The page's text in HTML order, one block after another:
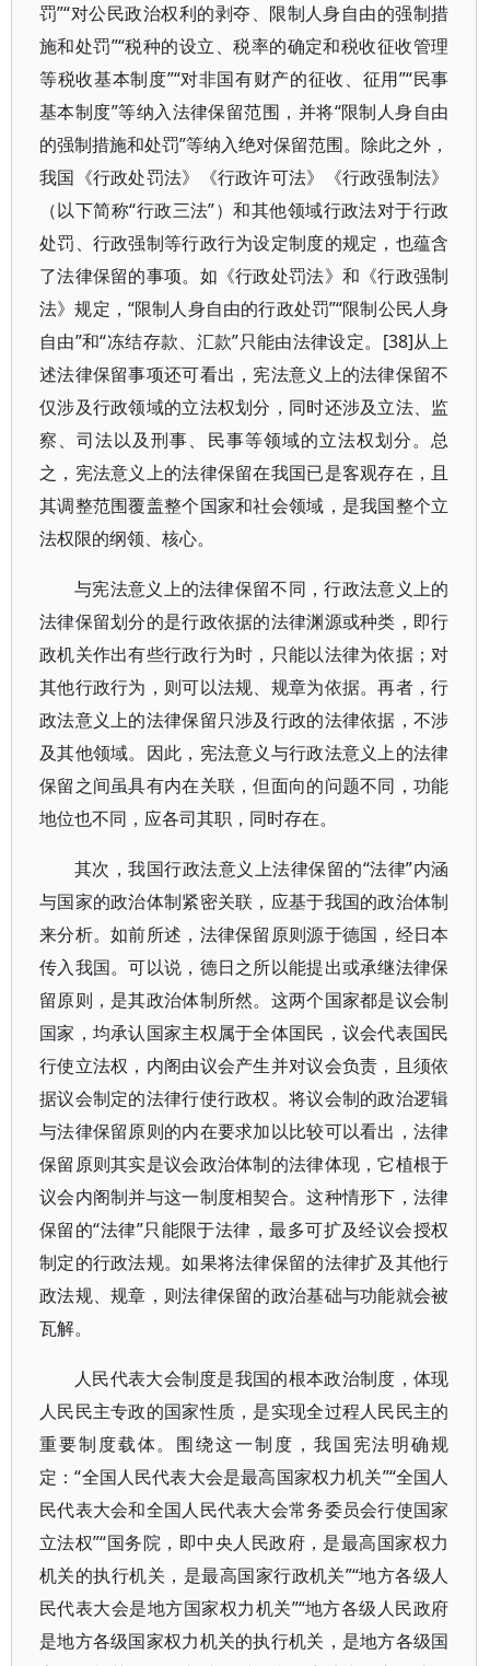
罚”“对公民政治权利的剥夺、限制人身自由的强制措
施和处罚”“税种的设立、税率的确定和税收征收管理
等税收基本制度”“对非国有财产的征收、征用”“民事
基本制度”等纳入法律保留范围，并将“限制人身自由
的强制措施和处罚”等纳入绝对保留范围。除此之外，
我国《行政处罚法》《行政许可法》《行政强制法》
（以下简称“行政三法”）和其他领域行政法对于行政
处罚、行政强制等行政行为设定制度的规定，也蕴含
了法律保留的事项。如《行政处罚法》和《行政强制
法》规定，“限制人身自由的行政处罚”“限制公民人身
自由”和“冻结存款、汇款”只能由法律设定。[38]从上
述法律保留事项还可看出，宪法意义上的法律保留不
仅涉及行政领域的立法权划分，同时还涉及立法、监
察、司法以及刑事、民事等领域的立法权划分。总
之，宪法意义上的法律保留在我国已是客观存在，且
其调整范围覆盖整个国家和社会领域，是我国整个立
法权限的纲领、核心。
与宪法意义上的法律保留不同，行政法意义上的
法律保留划分的是行政依据的法律渊源或种类，即行
政机关作出有些行政行为时，只能以法律为依据；对
其他行政行为，则可以法规、规章为依据。再者，行
政法意义上的法律保留只涉及行政的法律依据，不涉
及其他领域。因此，宪法意义与行政法意义上的法律
保留之间虽具有内在关联，但面向的问题不同，功能
地位也不同，应各司其职，同时存在。
其次，我国行政法意义上法律保留的“法律”内涵
与国家的政治体制紧密关联，应基于我国的政治体制
来分析。如前所述，法律保留原则源于德国，经日本
传入我国。可以说，德日之所以能提出或承继法律保
留原则，是其政治体制所然。这两个国家都是议会制
国家，均承认国家主权属于全体国民，议会代表国民
行使立法权，内阁由议会产生并对议会负责，且须依
据议会制定的法律行使行政权。将议会制的政治逻辑
与法律保留原则的内在要求加以比较可以看出，法律
保留原则其实是议会政治体制的法律体现，它植根于
议会内阁制并与这一制度相契合。这种情形下，法律
保留的“法律”只能限于法律，最多可扩及经议会授权
制定的行政法规。如果将法律保留的法律扩及其他行
政法规、规章，则法律保留的政治基础与功能就会被
瓦解。
人民代表大会制度是我国的根本政治制度，体现
人民民主专政的国家性质，是实现全过程人民民主的
重要制度载体。围绕这一制度，我国宪法明确规
定：“全国人民代表大会是最高国家权力机关”“全国人
民代表大会和全国人民代表大会常务委员会行使国家
立法权”“国务院，即中央人民政府，是最高国家权力
机关的执行机关，是最高国家行政机关”“地方各级人
民代表大会是地方国家权力机关”“地方各级人民政府
是地方各级国家权力机关的执行机关，是地方各级国